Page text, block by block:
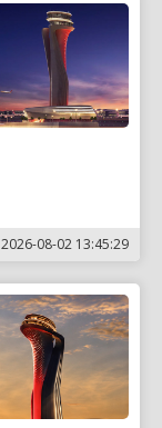
2026-08-02 13:45:29